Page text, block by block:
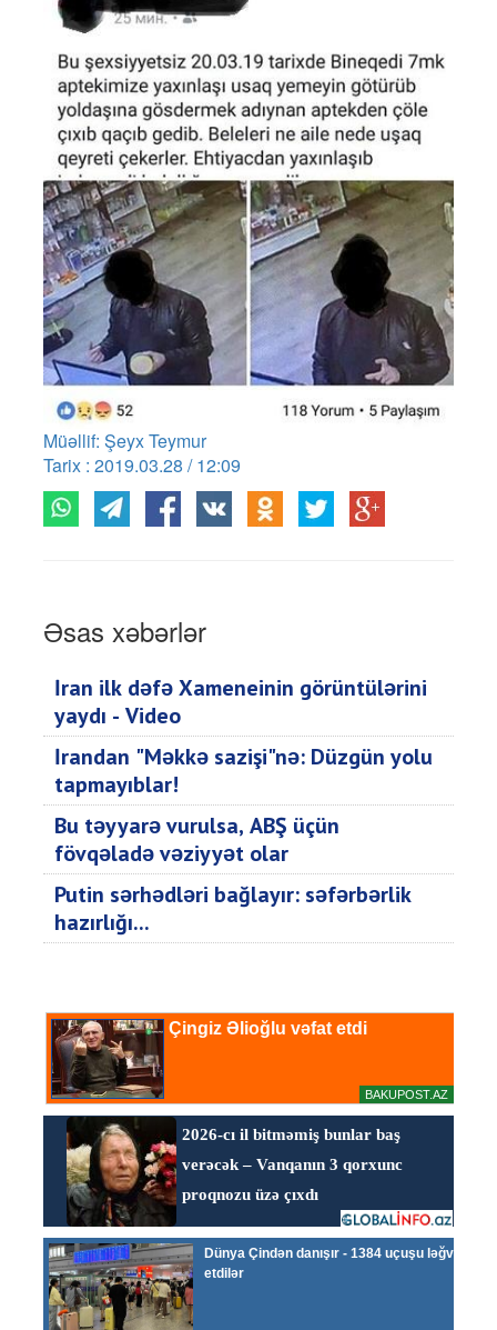
Müəllif: Şeyx Teymur
Tarix : 2019.03.28 / 12:09
Əsas xəbərlər
İran ilk dəfə Xameneinin görüntülərini
yaydı - Video
İrandan "Məkkə sazişi"nə: Düzgün yolu
tapmayıblar!
Bu təyyarə vurulsa, ABŞ üçün
fövqəladə vəziyyət olar
Putin sərhədləri bağlayır: səfərbərlik
hazırlığı...